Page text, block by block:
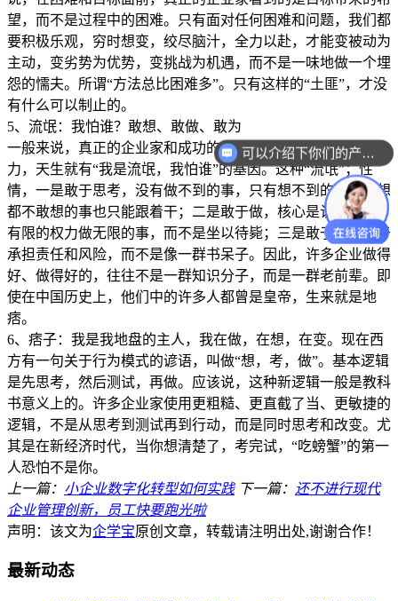
望，而不是过程中的困难。只有面对任何困难和问题，我们都
要积极乐观，穷时想变，绞尽脑汁，全力以赴，才能变被动为
主动，变劣势为优势，变挑战为机遇，而不是一味地做一个埋
怨的懦夫。所谓“方法总比困难多”。只有这样的“土匪”，才没
有什么可以制止的。
5、流氓：我怕谁？敢想、敢做、敢为
一般来说，真正的企业家和成功的企业家都有洞察力和执行
力，天生就有“我是流氓，我怕谁”的基因。这种“流氓”；性
情，一是敢于思考，没有做不到的事，只有想不到的事，连想
都不敢想的事也只能跟着干；二是敢于做，核心是认清和做，
有限的权力做无限的事，而不是坐以待毙；三是敢于做，敢于
承担责任和风险，而不是像一群书呆子。因此，许多企业做得
好、做得好的，往往不是一群知识分子，而是一群老前辈。即
使在中国历史上，他们中的许多人都曾是皇帝，生来就是地
痞。
6、痞子：我是我地盘的主人，我在做，在想，在变。现在西
方有一句关于行为模式的谚语，叫做“想，考，做”。基本逻辑
是先思考，然后测试，再做。应该说，这种新逻辑一般是教科
书意义上的。许多企业家使用更粗糙、更直截了当、更敏捷的
逻辑，不是从思考到测试再到行动，而是同时思考和改变。尤
其是在新经济时代，当你想清楚了，考完试，“吃螃蟹”的第一
人恐怕不是你。
上一篇： 小企业数字化转型如何实践 下一篇： 还不进行现代
企业管理创新，员工快要跑光啦
声明：该文为企学宝原创文章，转载请注明出处,谢谢合作！
最新动态
可以介绍下你们的产品么？